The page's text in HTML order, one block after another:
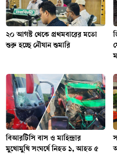
২০ আগস্ট থেকে প্রথমবারের মতো
শুরু হচ্ছে নৌযান শুমারি
বিআরটিসি বাস ও মাহিন্দ্রার
মুখোমুখি সংঘর্ষে নিহত ১, আহত ৫